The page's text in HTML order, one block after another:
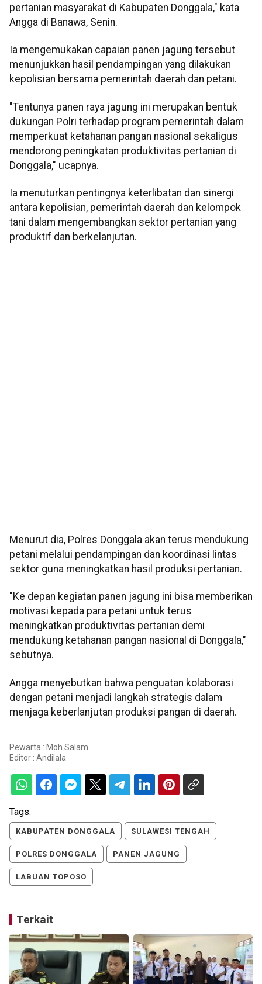
pertanian masyarakat di Kabupaten Donggala," kata
Angga di Banawa, Senin.
Ia mengemukakan capaian panen jagung tersebut
menunjukkan hasil pendampingan yang dilakukan
kepolisian bersama pemerintah daerah dan petani.
"Tentunya panen raya jagung ini merupakan bentuk
dukungan Polri terhadap program pemerintah dalam
memperkuat ketahanan pangan nasional sekaligus
mendorong peningkatan produktivitas pertanian di
Donggala," ucapnya.
Ia menuturkan pentingnya keterlibatan dan sinergi
antara kepolisian, pemerintah daerah dan kelompok
tani dalam mengembangkan sektor pertanian yang
produktif dan berkelanjutan.
Menurut dia, Polres Donggala akan terus mendukung
petani melalui pendampingan dan koordinasi lintas
sektor guna meningkatkan hasil produksi pertanian.
"Ke depan kegiatan panen jagung ini bisa memberikan
motivasi kepada para petani untuk terus
meningkatkan produktivitas pertanian demi
mendukung ketahanan pangan nasional di Donggala,"
sebutnya.
Angga menyebutkan bahwa penguatan kolaborasi
dengan petani menjadi langkah strategis dalam
menjaga keberlanjutan produksi pangan di daerah.
Pewarta : Moh Salam
Editor : Andilala
Tags:
KABUPATEN DONGGALA SULAWESI TENGAH
POLRES DONGGALA PANEN JAGUNG
LABUAN TOPOSO
Terkait